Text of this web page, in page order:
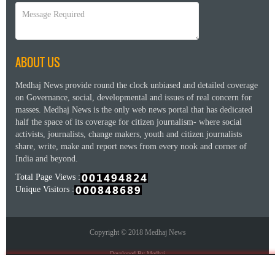
ABOUT US
Medhaj News provide round the clock unbiased and detailed coverage
on Governance, social, developmental and issues of real concern for
masses. Medhaj News is the only web news portal that has dedicated
half the space of its coverage for citizen journalism- where social
activists, journalists, change makers, youth and citizen journalists
share, write, make and report news from every nook and corner of
India and beyond.
Total Page Views :
Unique Visitors :
Copyright © 2018 Medhaj News
Developed By Medhaj